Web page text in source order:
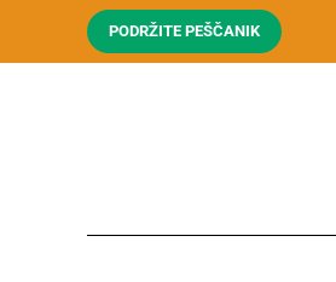
PODRŽITE PEŠČANIK